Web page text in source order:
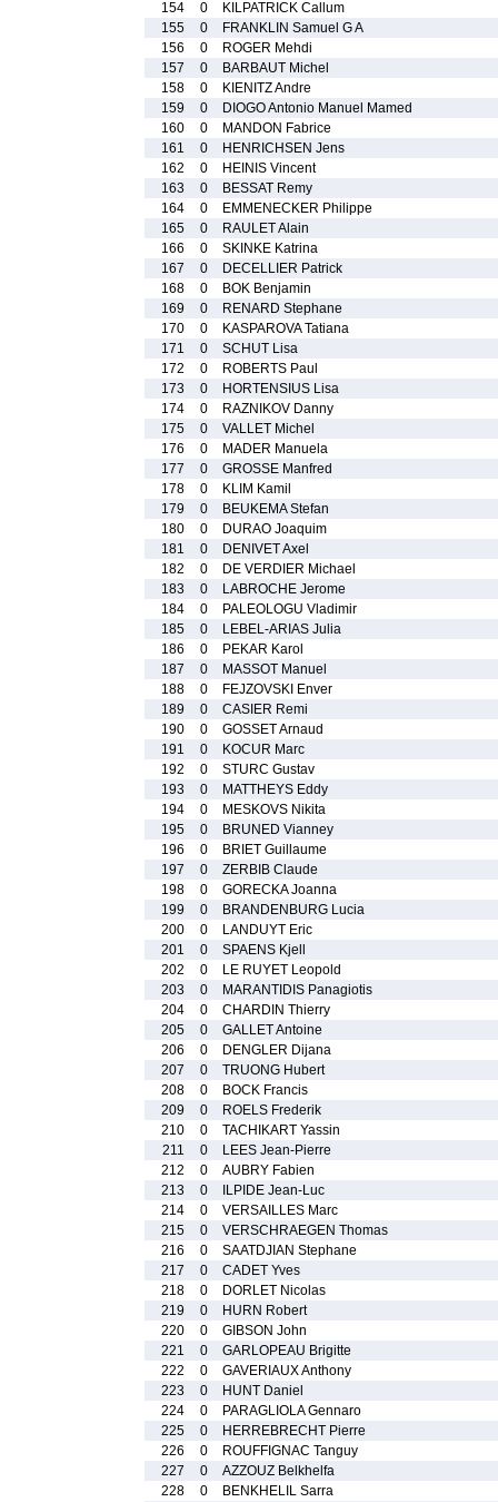
154 0
KILPATRICK Callum
155
0
FRANKLIN Samuel G A
156
0
ROGER Mehdi
157
0
BARBAUT Michel
158
0
KIENITZ Andre
159
0
DIOGO Antonio Manuel Mamed
160
0
MANDON Fabrice
161
0
HENRICHSEN Jens
162
0
HEINIS Vincent
163
0
BESSAT Remy
164
0
EMMENECKER Philippe
165
0
RAULET Alain
166
0
SKINKE Katrina
167
0
DECELLIER Patrick
168
0
BOK Benjamin
169
0
RENARD Stephane
170
0
KASPAROVA Tatiana
171
0
SCHUT Lisa
172
0
ROBERTS Paul
173
0
HORTENSIUS Lisa
174
0
RAZNIKOV Danny
175
0
VALLET Michel
176
0
MADER Manuela
177
0
GROSSE Manfred
178
0
KLIM Kamil
179
0
BEUKEMA Stefan
180
0
DURAO Joaquim
181
0
DENIVET Axel
182
0
DE VERDIER Michael
183
0
LABROCHE Jerome
184
0
PALEOLOGU Vladimir
185
0
LEBEL-ARIAS Julia
186
0
PEKAR Karol
187
0
MASSOT Manuel
188
0
FEJZOVSKI Enver
189
0
CASIER Remi
190
0
GOSSET Arnaud
191
0
KOCUR Marc
192
0
STURC Gustav
193
0
MATTHEYS Eddy
194
0
MESKOVS Nikita
195
0
BRUNED Vianney
196
0
BRIET Guillaume
197
0
ZERBIB Claude
198
0
GORECKA Joanna
199
0
BRANDENBURG Lucia
200
0
LANDUYT Eric
201
0
SPAENS Kjell
202
0
LE RUYET Leopold
203
0
MARANTIDIS Panagiotis
204
0
CHARDIN Thierry
205
0
GALLET Antoine
206
0
DENGLER Dijana
207
0
TRUONG Hubert
208
0
BOCK Francis
209
0
ROELS Frederik
210
0
TACHIKART Yassin
211
0
LEES Jean-Pierre
212
0
AUBRY Fabien
213
0
ILPIDE Jean-Luc
214
0
VERSAILLES Marc
215
0
VERSCHRAEGEN Thomas
216
0
SAATDJIAN Stephane
217
0
CADET Yves
218
0
DORLET Nicolas
219
0
HURN Robert
220
0
GIBSON John
221
0
GARLOPEAU Brigitte
222
0
GAVERIAUX Anthony
223
0
HUNT Daniel
224
0
PARAGLIOLA Gennaro
225
0
HERREBRECHT Pierre
226
0
ROUFFIGNAC Tanguy
227
0
AZZOUZ Belkhelfa
228
0
BENKHELIL Sarra